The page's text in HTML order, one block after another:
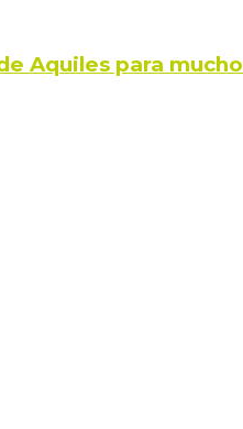
Aquiles para